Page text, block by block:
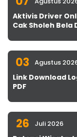
Aktivis Driver
Cak Sholeh Bela
03 Agustus
Link Download
PDF
26 Juli 2026